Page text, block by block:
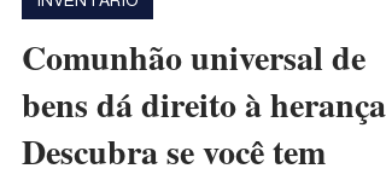
Comunhão universal de
bens dá direito à herança?